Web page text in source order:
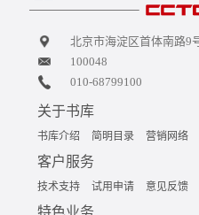
北京市海淀区首体南路9
100048
010-68799100
关于书库
书库介绍 简明目录 营销网络
客户服务
技术支持 试用申请 意见反馈